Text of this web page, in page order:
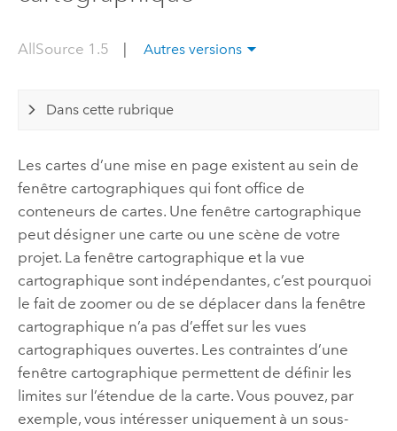
AllSource 1.5 Autres versions
Dans cette rubrique
Les cartes d’une mise en page existent au sein de
fenêtre cartographiques qui font office de
conteneurs de cartes. Une fenêtre cartographique
peut désigner une carte ou une scène de votre
projet. La fenêtre cartographique et la vue
cartographique sont indépendantes, c’est pourquoi
le fait de zoomer ou de se déplacer dans la fenêtre
cartographique n’a pas d’effet sur les vues
cartographiques ouvertes. Les contraintes d’une
fenêtre cartographique permettent de définir les
limites sur l’étendue de la carte. Vous pouvez, par
exemple, vous intéresser uniquement à un sous-